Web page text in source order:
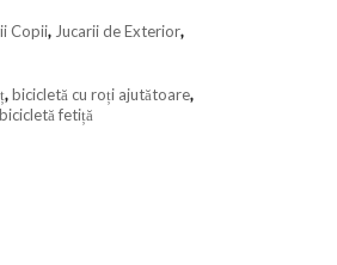
Copii, Jucarii de Exterior,
,bicicletă cu roți ajutătoare,
fetiță